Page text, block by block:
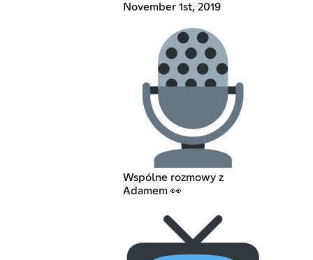
November 1st, 2019
Wspólne rozmowy z
Adamem 👀